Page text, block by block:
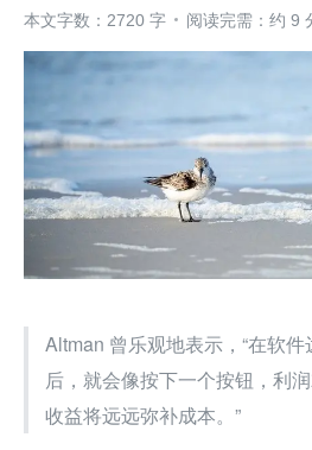
本文字数：2720 字
阅读完需：约 9
Altman 曾乐观地表示，“在软
后，就会像按下一个按钮，利
收益将远远弥补成本。”